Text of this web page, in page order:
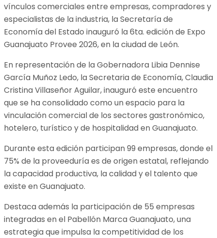
vínculos comerciales entre empresas, compradores y
especialistas de la industria, la Secretaría de
Economía del Estado inauguró la 6ta. edición de Expo
Guanajuato Provee 2026, en la ciudad de León.
En representación de la Gobernadora Libia Dennise
García Muñoz Ledo, la Secretaria de Economía, Claudia
Cristina Villaseñor Aguilar, inauguró este encuentro
que se ha consolidado como un espacio para la
vinculación comercial de los sectores gastronómico,
hotelero, turístico y de hospitalidad en Guanajuato.
Durante esta edición participan 99 empresas, donde el
75% de la proveeduría es de origen estatal, reflejando
la capacidad productiva, la calidad y el talento que
existe en Guanajuato.
Destaca además la participación de 55 empresas
integradas en el Pabellón Marca Guanajuato, una
estrategia que impulsa la competitividad de los